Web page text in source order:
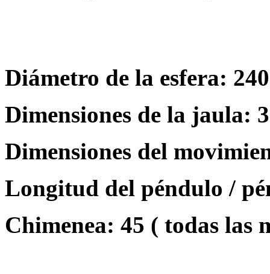
Diámetro de la esfera: 240
Dimensiones de la jaula:
Dimensiones del
Longitud del péndulo /
Chimenea: 45 ( todas las